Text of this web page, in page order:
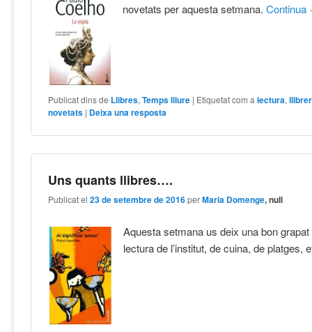
novetats per aquesta setmana.Continua
Publicat dins de Llibres,Temps lliure | Etiquetat com a lectura,
novetats | Deixa una resposta
Uns quants llibres….
Publicat el23 de setembre de 2016 perMaria Domenge, null
Aquesta setmana us deix una bon
lectura de l’institut, de cuina, de platges,